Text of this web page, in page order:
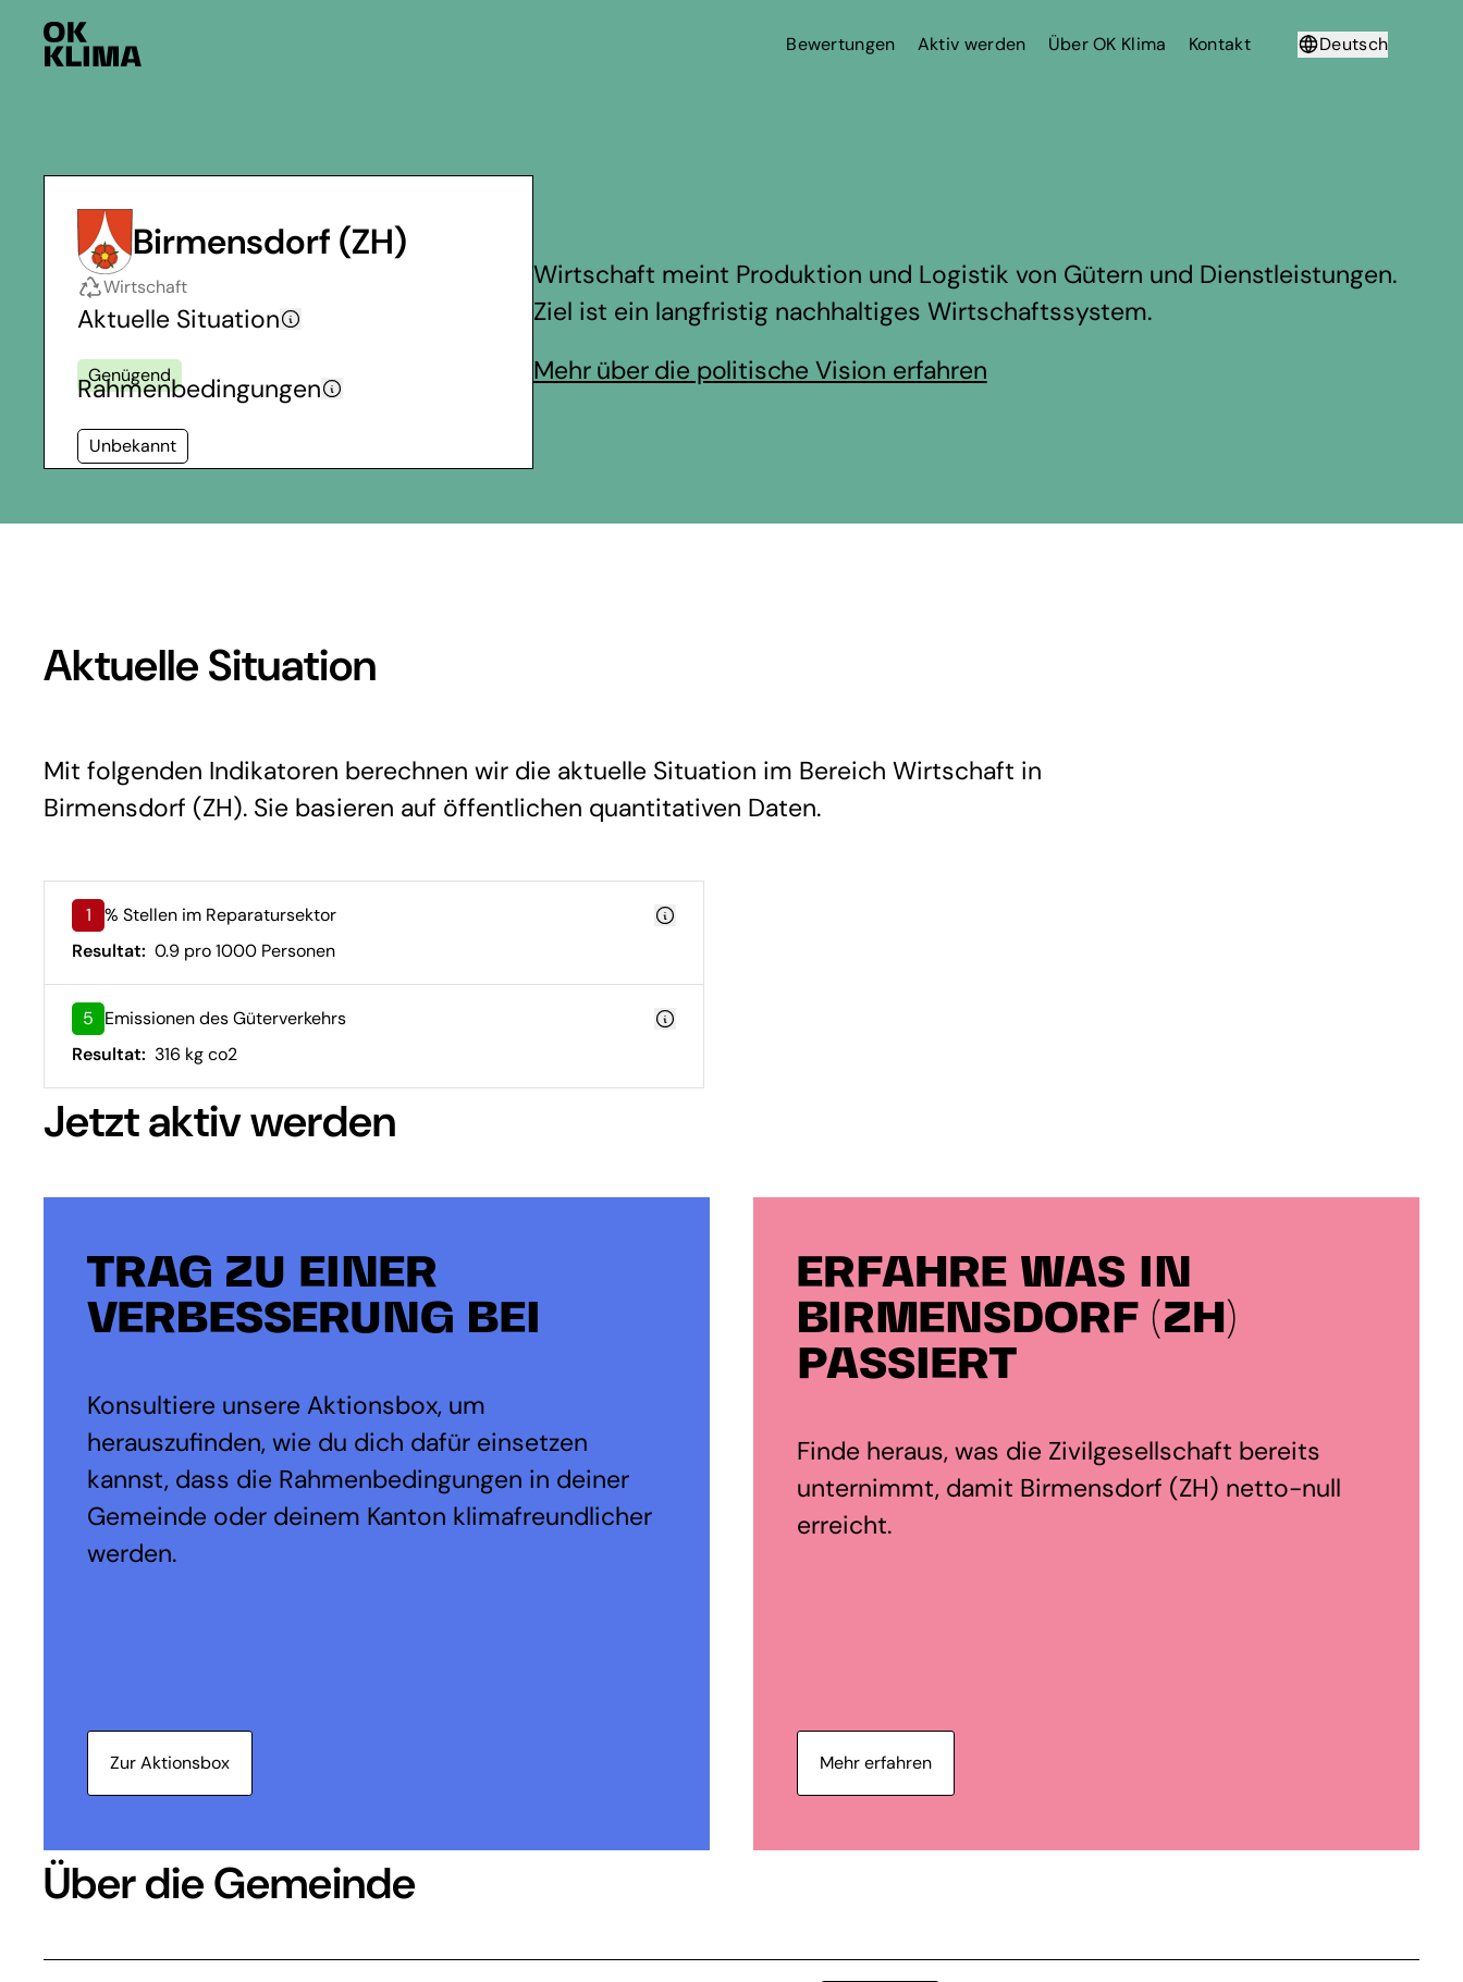
Bewertungen Aktiv werden Über OK Klima Kontakt
Deutsch
Birmensdorf (ZH)
Wirtschaft
Aktuelle Situation
Genügend
Rahmenbedingungen
Unbekannt
Wirtschaft meint Produktion und Logistik von Gütern und Dienstleistungen.
Ziel ist ein langfristig nachhaltiges Wirtschaftssystem.
Mehr über die politische Vision erfahren
Aktuelle Situation
Mit folgenden Indikatoren berechnen wir die aktuelle Situation im Bereich Wirtschaft in
Birmensdorf (ZH). Sie basieren auf öffentlichen quantitativen Daten.
1
% Stellen im Reparatursektor
Resultat: 0.9 pro 1000 Personen
5 Emissionen des Güterverkehrs
Resultat: 316 kg co2
Jetzt aktiv werden
TRAG ZU EINER
VERBESSERUNG BEI
Konsultiere unsere Aktionsbox, um
herauszufinden, wie du dich dafür einsetzen
kannst, dass die Rahmenbedingungen in deiner
Gemeinde oder deinem Kanton klimafreundlicher
werden.
Zur Aktionsbox
ERFAHRE WAS IN
BIRMENSDORF (ZH)
PASSIERT
Finde heraus, was die Zivilgesellschaft bereits
unternimmt, damit Birmensdorf (ZH) netto-null
erreicht.
Mehr erfahren
Über die Gemeinde